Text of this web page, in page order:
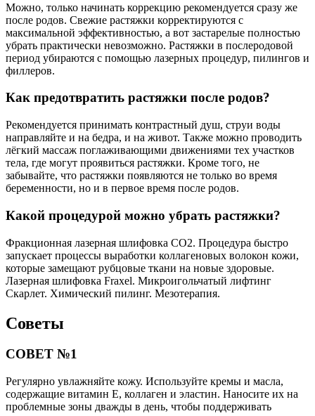
Можно, только начинать коррекцию рекомендуется сразу же
после родов. Свежие растяжки корректируются с
максимальной эффективностью, а вот застарелые полностью
убрать практически невозможно. Растяжки в послеродовой
период убираются с помощью лазерных процедур, пилингов и
филлеров.
Как предотвратить растяжки после родов?
Рекомендуется принимать контрастный душ, струи воды
направляйте и на бедра, и на живот. Также можно проводить
лёгкий массаж поглаживающими движениями тех участков
тела, где могут проявиться растяжки. Кроме того, не
забывайте, что растяжки появляются не только во время
беременности, но и в первое время после родов.
Какой процедурой можно убрать растяжки?
Фракционная лазерная шлифовка СО2. Процедура быстро
запускает процессы выработки коллагеновых волокон кожи,
которые замещают рубцовые ткани на новые здоровые.
Лазерная шлифовка Fraxel. Микроигольчатый лифтинг
Скарлет. Химический пилинг. Мезотерапия.
Советы
СОВЕТ №1
Регулярно увлажняйте кожу. Используйте кремы и масла,
содержащие витамин E, коллаген и эластин. Наносите их на
проблемные зоны дважды в день, чтобы поддерживать